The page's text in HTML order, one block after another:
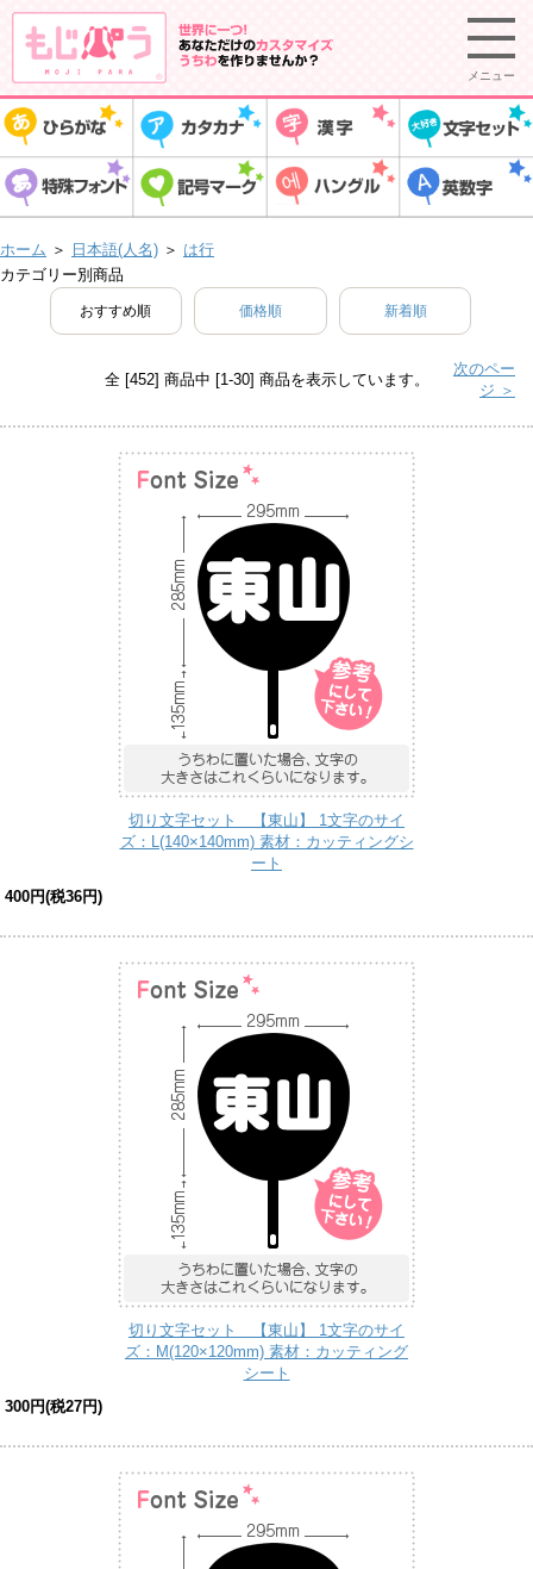
メニュー
ホーム ＞ 日本語(人名) ＞ は行
カテゴリー別商品
おすすめ順 価格順 新着順
全 [452] 商品中 [1-30] 商品を表示しています。
次のペー
ジ ＞
切り文字セット 【東山】 1文字のサイ
ズ：L(140×140mm) 素材：カッティングシ
ート
400円(税36円)
切り文字セット 【東山】 1文字のサイ
ズ：M(120×120mm) 素材：カッティング
シート
300円(税27円)